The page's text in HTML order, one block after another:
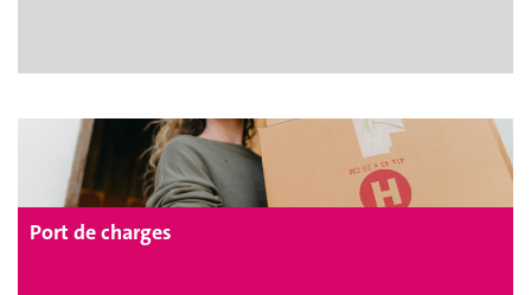
Port de charges